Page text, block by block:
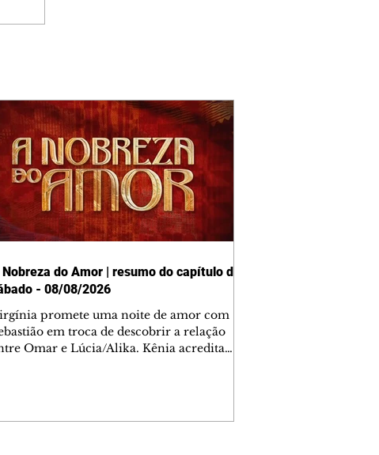
do Amor | resumo do capítulo de
- 08/08/2026
promete uma noite de amor com
em troca de descobrir a relação
Omar e Lúcia/Alika. Kênia acredita